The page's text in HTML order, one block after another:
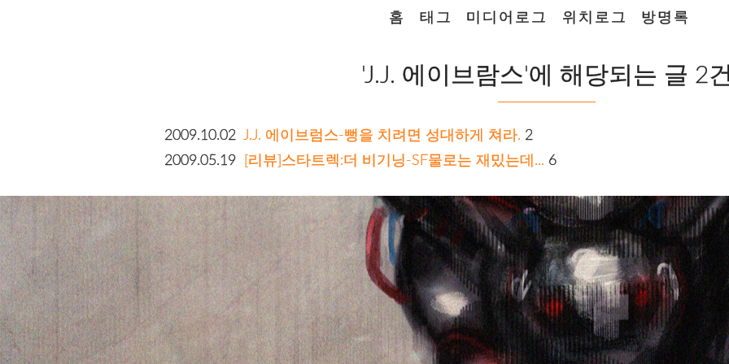
홈 태그 미디어로그 위치로그 방명록
'J.J. 에이브람스'에 해당되는 글 2
2009.10.02 J.J. 에이브럼스-뻥을 치려면 성대하게 쳐라. 2
2009.05.19
[리뷰]스타트렉:더 비기닝-SF물로는 재밌는데... 6